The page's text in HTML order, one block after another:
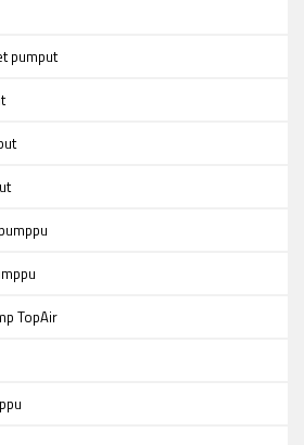
pumput
TopAir